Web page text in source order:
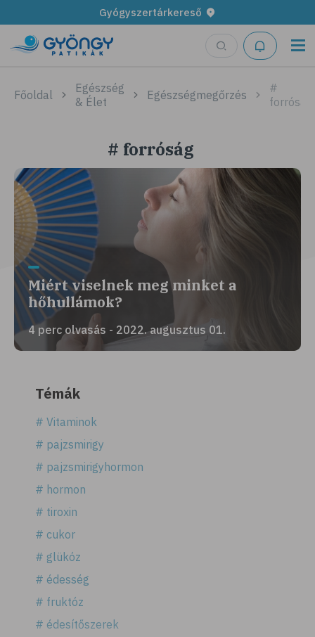
Gyógyszertárkereső
Főoldal
Egészség
& Élet
Egészségmegőrzés
#
forróság
# forróság
Miért viselnek meg minket a
hőhullámok?
4 perc olvasás - 2022. augusztus 01.
Témák
# Vitaminok
# pajzsmirigy
# pajzsmirigyhormon
# hormon
# tiroxin
# cukor
# glükóz
# édesség
# fruktóz
# édesítőszerek